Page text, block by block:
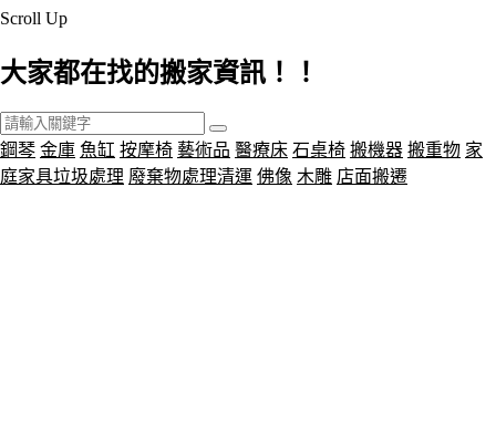
Scroll Up
大家都在找的搬家資訊！！
鋼琴 金庫 魚缸 按摩椅 藝術品 醫療床 石桌椅 搬機器 搬重物 家
庭家具垃圾處理 廢棄物處理清運 佛像 木雕 店面搬遷